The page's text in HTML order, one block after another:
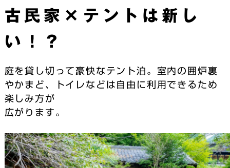
古民家×テントは新し
い！？
庭を貸し切って豪快なテント泊。室内の囲炉裏
やかまど、トイレなどは自由に利用できるため
楽しみ方が
広がります。